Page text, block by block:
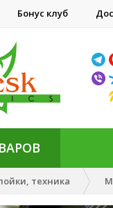
Бонус клуб
техника